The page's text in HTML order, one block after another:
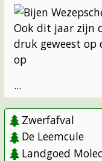
Ook dit jaar zijn
druk geweest op
op
...
Zwerfafval
De Leemcule
Landgoed